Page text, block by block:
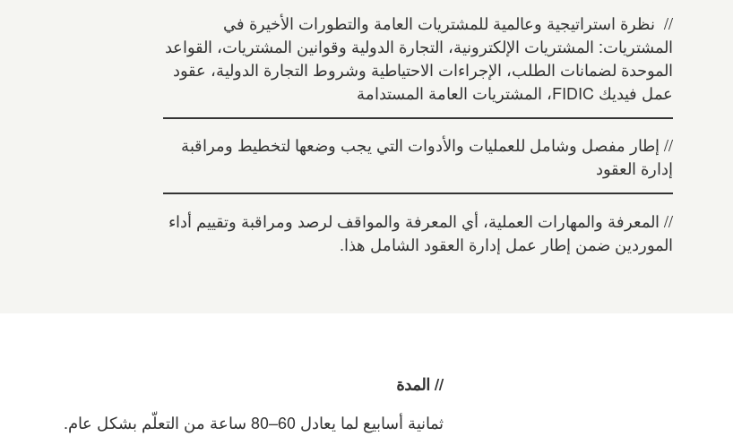
// نظرة استراتيجية وعالمية للمشتريات العامة والتطورات الأخيرة في
المشتريات: المشتريات الإلكترونية، التجارة الدولية وقوانين المشتريات، القواعد
الموحدة لضمانات الطلب، الإجراءات الاحتياطية وشروط التجارة الدولية، عقود
عمل فيديك FIDIC، المشتريات العامة المستدامة
// إطار مفصل وشامل للعمليات والأدوات التي يجب وضعها لتخطيط ومراقبة
إدارة العقود
// المعرفة والمهارات العملية، أي المعرفة والمواقف لرصد ومراقبة وتقييم أداء
الموردين ضمن إطار عمل إدارة العقود الشامل هذا.
// المدة
ثمانية أسابيع لما يعادل 60–80 ساعة من التعلّم بشكل عام.